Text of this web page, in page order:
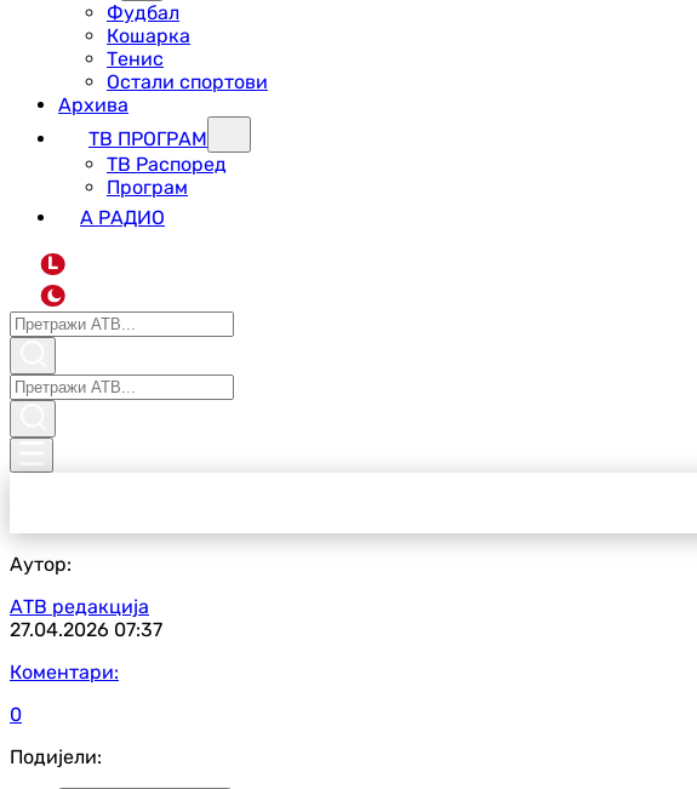
Фудбал
Кошарка
Тенис
Остали спортови
Архива
ТВ ПРОГРАМ
ТВ Распоред
Програм
А РАДИО
L
Аутор:
АТВ редакција
27.04.2026 07:37
Коментари:
0
Подијели: